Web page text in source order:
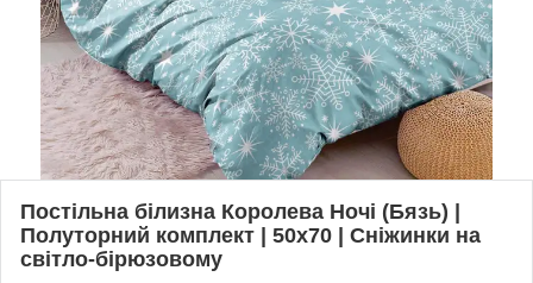
Постільна білизна Королева Ночі (Бязь) |
Полуторний комплект | 50х70 | Сніжинки на
світло-бірюзовому